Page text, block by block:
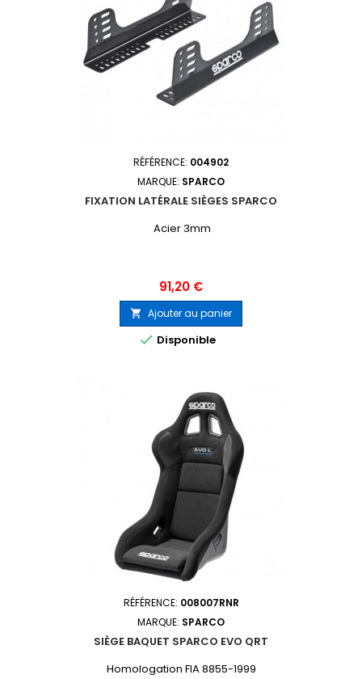
RÉFÉRENCE: 004902
MARQUE: SPARCO
FIXATION LATÉRALE SIÈGES SPARCO
Acier 3mm
Prix
91,20 €
 Ajouter au panier
 Disponible
RÉFÉRENCE: 008007RNR
MARQUE: SPARCO
SIÈGE BAQUET SPARCO EVO QRT
Homologation FIA 8855-1999